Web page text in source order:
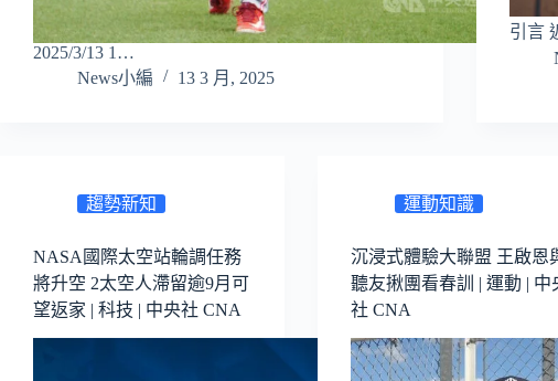
2025/3/13 1…
News小編
13 3 月, 2025
引言
趨勢新知
NASA國際太空站輪調任務
將升空 2太空人滯留逾9月可
望返家 | 科技 | 中央社 CNA
運動知識
沉浸式體驗大聯盟 王啟恩
聽友揪團看春訓 | 運動 | 中
社 CNA